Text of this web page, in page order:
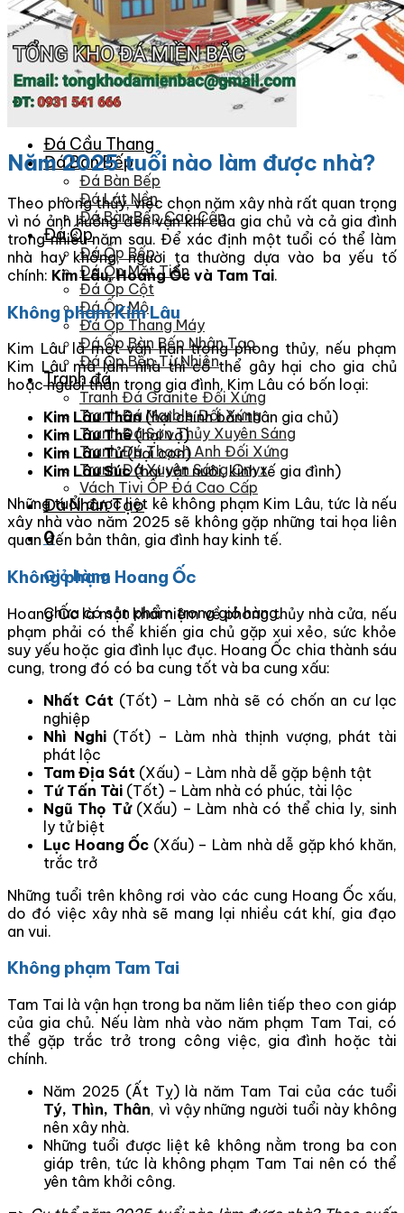
Đá Nhân Tạo
Đá Lát Nền
Đá Cầu Thang
Đá Cầu Thang
Đá Bàn Bếp
Đá Bàn Bếp
Đá Lát Nền
Đá Bàn Bếp Cao Cấp
Đá Ốp
Đá Ốp Bếp
Đá Ốp Mặt Tiền
Đá Ốp Cột
Đá Ốp Mộ
Đá Ốp Thang Máy
Đá Ốp Bàn Bếp Nhân Tạo
Đá Ốp Bếp Tự Nhiên
Tranh đá
Tranh Đá Granite Đối Xứng
Tranh Đá Marble Đối Xứng
Tranh Đá Sơn Thủy Xuyên Sáng
Tranh Đá Thạch Anh Đối Xứng
Tranh Đá Xuyên Sáng Onyx
Vách Tivi ỐP Đá Cao Cấp
Đá Nhân Tạo
0
Giỏ hàng
Chưa có sản phẩm trong giỏ hàng.
Năm 2025 tuổi nào làm được nhà?
Theo phong thủy, việc chọn năm xây nhà rất quan trọng
vì nó ảnh hưởng đến vận khí của gia chủ và cả gia đình
trong nhiều năm sau. Để xác định một tuổi có thể làm
nhà hay không, người ta thường dựa vào ba yếu tố
chính: Kim Lâu, Hoang Ốc và Tam Tai.
Không phạm Kim Lâu
Kim Lâu là một vận hạn trong phong thủy, nếu phạm
Kim Lâu mà làm nhà thì có thể gây hại cho gia chủ
hoặc người thân trong gia đình. Kim Lâu có bốn loại:
Kim Lâu Thân(hại chính bản thân gia chủ)
Kim Lâu Thê(hại vợ)
Kim Lâu Tử(hại con)
Kim Lâu Súc(hại vật nuôi, kinh tế gia đình)
Những tuổi được liệt kê không phạm Kim Lâu, tức là nếu
xây nhà vào năm 2025 sẽ không gặp những tai họa liên
quan đến bản thân, gia đình hay kinh tế.
Không phạm Hoang Ốc
Hoang Ốc là một khái niệm về phong thủy nhà cửa, nếu
phạm phải có thể khiến gia chủ gặp xui xẻo, sức khỏe
suy yếu hoặc gia đình lục đục. Hoang Ốc chia thành sáu
cung, trong đó có ba cung tốt và ba cung xấu:
Nhất Cát (Tốt) – Làm nhà sẽ có chốn an cư lạc
nghiệp
Nhì Nghi(Tốt) – Làm nhà thịnh vượng, phát tài
phát lộc
Tam Địa Sát (Xấu) – Làm nhà dễ gặp bệnh tật
Tứ Tấn Tài (Tốt) – Làm nhà có phúc, tài lộc
Ngũ Thọ Tử(Xấu) – Làm nhà có thể chia ly, sinh
ly tử biệt
Lục Hoang Ốc (Xấu) – Làm nhà dễ gặp khó khăn,
trắc trở
Những tuổi trên không rơi vào các cung Hoang Ốc xấu,
do đó việc xây nhà sẽ mang lại nhiều cát khí, gia đạo
an vui.
Không phạm Tam Tai
Tam Tai là vận hạn trong ba năm liên tiếp theo con giáp
của gia chủ. Nếu làm nhà vào năm phạm Tam Tai, có
thể gặp trắc trở trong công việc, gia đình hoặc tài
chính.
Năm 2025 (Ất Tỵ) là năm Tam Tai của các tuổi
Tý, Thìn, Thân, vì vậy những người tuổi này không
nên xây nhà.
Những tuổi được liệt kê không nằm trong ba con
giáp trên, tức là không phạm Tam Tai nên có thể
yên tâm khởi công.